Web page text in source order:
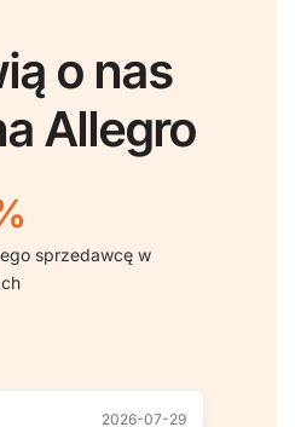
o nas
Allegro
sprzedawcę w
2026-07-29